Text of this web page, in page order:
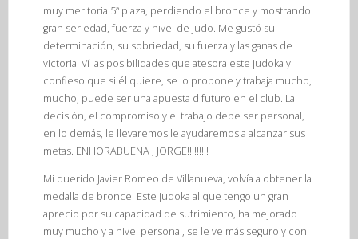
muy meritoria 5ª plaza, perdiendo el bronce y mostrando
gran seriedad, fuerza y nivel de judo. Me gustó su
determinación, su sobriedad, su fuerza y las ganas de
victoria. Ví las posibilidades que atesora este judoka y
confieso que si él quiere, se lo propone y trabaja mucho,
mucho, puede ser una apuesta d futuro en el club. La
decisión, el compromiso y el trabajo debe ser personal,
en lo demás, le llevaremos le ayudaremos a alcanzar sus
metas. ENHORABUENA , JORGE!!!!!!!!!
Mi querido Javier Romeo de Villanueva, volvía a obtener la
medalla de bronce. Este judoka al que tengo un gran
aprecio por su capacidad de sufrimiento, ha mejorado
muy mucho y a nivel personal, se le ve más seguro y con